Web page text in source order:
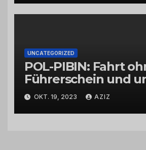
UNCATEGORIZED
POL-PIBIN: Fahrt
Führerschein und
Einfluss von Drogen
OKT. 19, 2023 AZIZ